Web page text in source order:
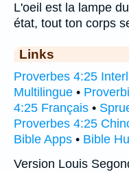
L'oeil est la lampe
état, tout ton corps
Links
Proverbes 4:25
Multilingue •
4:25 Français •
Proverbes 4:25
Bible Apps • Bible
Version Louis